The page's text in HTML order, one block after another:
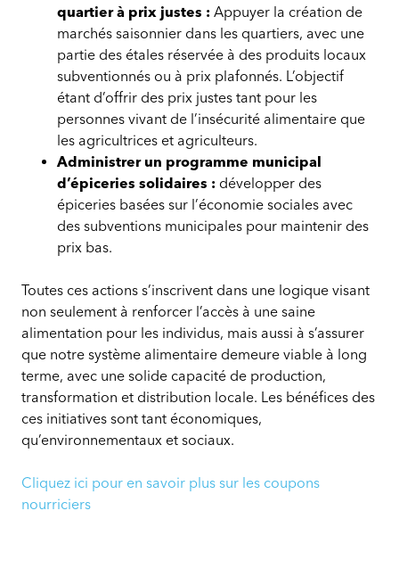
quartier à prix justes : Appuyer la création de
marchés saisonnier dans les quartiers, avec une
partie des étales réservée à des produits locaux
subventionnés ou à prix plafonnés. L’objectif
étant d’offrir des prix justes tant pour les
personnes vivant de l’insécurité alimentaire que
les agricultrices et agriculteurs.
Administrer un programme municipal
d’épiceries solidaires : développer des
épiceries basées sur l’économie sociales avec
des subventions municipales pour maintenir des
prix bas.
Toutes ces actions s’inscrivent dans une logique visant
non seulement à renforcer l’accès à une saine
alimentation pour les individus, mais aussi à s’assurer
que notre système alimentaire demeure viable à long
terme, avec une solide capacité de production,
transformation et distribution locale. Les bénéfices des
ces initiatives sont tant économiques,
qu’environnementaux et sociaux.
Cliquez ici pour en savoir plus sur les coupons
nourriciers